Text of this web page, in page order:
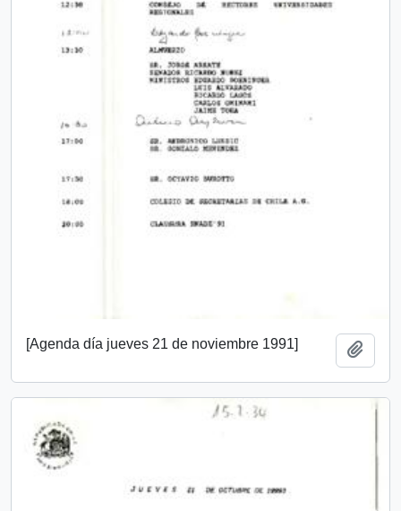
[Agenda día jueves 21 de noviembre 1991]